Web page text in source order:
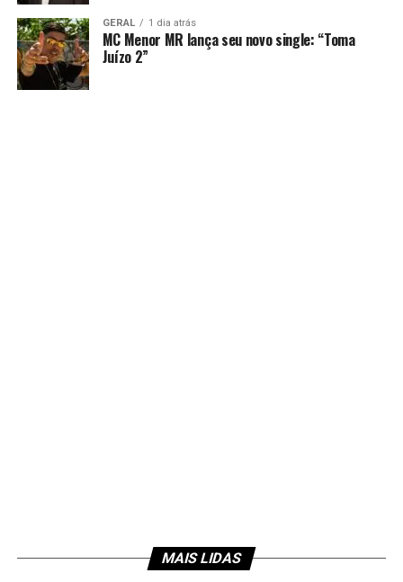
GERAL 1 dia atrás
MC Menor MR lança seu novo single: “Toma
Juízo 2”
MAIS LIDAS